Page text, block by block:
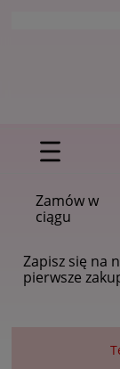
Zamów w
ciągu
Zapisz się na
pierwsze